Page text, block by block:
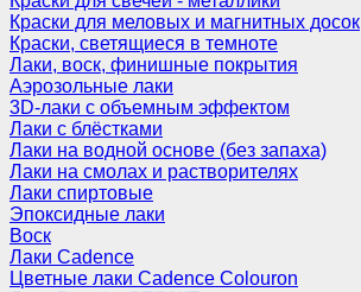
Краски для меловых и магнитных досок
Краски, светящиеся в темноте
Лаки, воск, финишные покрытия
Аэрозольные лаки
3D-лаки с объемным эффектом
Лаки с блёстками
Лаки на водной основе (без запаха)
Лаки на смолах и растворителях
Лаки спиртовые
Эпоксидные лаки
Воск
Лаки Cadence
Цветные лаки Cadence Colouron